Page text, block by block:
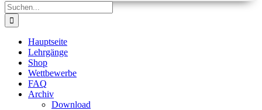
Suche
nach:
Hauptseite
Lehrgänge
Shop
Wettbewerbe
FAQ
Archiv
Download